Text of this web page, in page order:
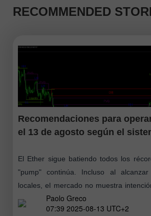
RECOMMENDED
Recomendaciones para
el 13 de agosto según el
El Ether sigue batiendo todos los
"pump" continúa. Incluso al
locales, el mercado no muestra
beneficios. Ni el contexto fundamental
Paolo Greco
07:39 2025-08-13 UTC+2